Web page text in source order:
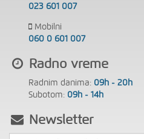
023 601 007
Mobilni
060 0 601 007
Radno vreme
Radnim danima: 09h - 20h
Subotom: 09h - 14h
Newsletter